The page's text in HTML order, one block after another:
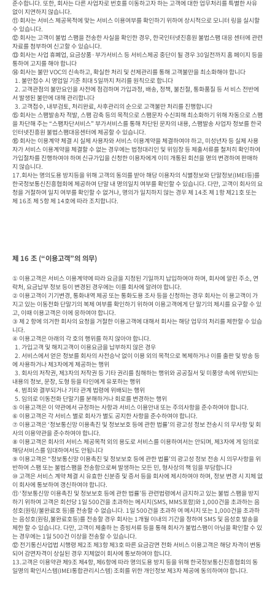
준수합니다. 또한, 회사는 다른 사업자로 번호를 이동하고자 하는 고객에 대한 업무처리를 특별한 사유
없이 지연하지 않습니다.
⑪ 회사는 서비스 제공목적에 맞는 서비스 이용여부를 확인하기 위하여 상시적으로 모니터 링을 실시할
수 있습니다.
⑫ 회사는 고객이 불법 스팸을 전송한 사실을 확인한 경우, 한국인터넷진흥원 불법스팸 대응 센터에 관련
자료를 첨부하여 신고할 수 있습니다.
⑬ 회사는 사업 휴폐업, 요금상품·부가서비스 등 서비스제공 중단이 될 경우 30일전까지 홈 페이지 등을
통하여 고지를 해야 합니다
⑭ 회사는 불만 VOC의 신속하고, 확실한 처리 및 선제관리를 통해 고객불만을 최소화해야 합니다
서 발생된 불만에 대해 관리합니다
⑮ 회사는 스팸발송자 적발, 스팸 감축 등의 목적으로 스팸문자 수신피해 최소화하기 위해 자동으로 스팸
을 차단해 주는 “스팸차단서비스” 부가서비스를 통해 차단된 문자의 내용, 스팸발송 사업자 정보를 한국
인터넷진흥원 불법스팸대응센터에 제공할 수 있습니다.
⑯ 회사는 이용계약 체결 시 실제 사용자와 서비스 이용계약을 체결하여야 하고, 미성년자 등 실제 사용
자가 서비스 이용계약을 체결할 수 없는 경우에는 법정대리인 및 위임장 등 제출서류를 철저히 확인하여
가입절차를 진행하여야 하며 신규가입을 신청한 이용자에게 이미 개통된 회선을 명의 변경하여 판매하
지 않습니다.
17.회사는 명의도용 방지등을 위해 고객의 동의를 받아 해당 이용자의 식별정보와 단말정보(IMEI등)를
한국정보통신진흥협회에 제공하여 단말 내 명의일치 여부를 확인할 수 있습니다. 다만, 고객이 회사의 요
청을 거절하여 일치 여부를 확인할 수 없거나, 명의가 일치하지 않는 경우 제 14조 제 1항 제21호 또는
제 16조 제 5항 제 14호에 따라 조치합니다.
제 16 조 (“이용고객”의 의무)
① 이용고객은 서비스 이용계약에 따라 요금을 지정된 기일까지 납입하여야 하며, 회사에 알린 주소, 연
락처, 요금납부 정보 등이 변경된 경우에는 이를 회사에 알려야 합니다.
② 이용고객이 기기변경, 통화내역 제공 또는 통화도용 조사 등을 신청하는 경우 회사는 이 용고객이 가
지고 있는 이동전화 단말기의 복제 여부를 확인하기 위하여 이용고객에게 단 말기의 제시를 요구할 수 있
고, 이때 이용고객은 이에 응하여야 합니다.
③ 제 2 항에 의거한 회사의 요청을 거절한 이용고객에 대해서 회사는 해당 업무의 처리를 제한할 수 있습
니다.
④ 이용고객은 아래의 각 호의 행위를 하지 않아야 합니다.
에 사용하거나 제3자에게 제공하는 행위
내용의 정보, 문장, 도형 등을 타인에게 유포하는 행위
⑤ 이용고객은 이 약관에서 규정하는 사항과 서비스 이용안내 또는 주의사항을 준수하여야 합니다.
⑥ 이용고객은 각 서비스 별로 회사가 별도 공지한 사항을 준수하여야 합니다.
⑦ 이용고객은 ‘정보통신망 이용촉진 및 정보보호 등에 관한 법률’의 광고성 정보 전송시 의 무사항 및 회
사의 이용약관을 준수하여야 합니다.
⑧ 이용고객은 회사의 서비스 제공목적 외의 용도로 서비스를 이용하여서는 안되며, 제3자에 게 임의로
해당서비스를 임대하여서도 안됩니다
⑨ 이용고객은 “정보통신망 이용촉진 및 정보보호 등에 관한 법률’의 광고성 정보 전송 시 의무사항을 위
반하여 스팸 또는 불법스팸을 전송함으로써 발생하는 모든 민, 형사상의 책 임을 부담합니다
⑩ 고객은 서비스 계약 체결 시 유효한 신분증 및 증서 등을 회사에 제시하여야 하며, 정보 변경 시 지체 없
이 회사에 통보하여 갱신하여야 합니다.
⑪ ‘정보통신망 이용촉진 및 정보보호 등에 관한 법률’등 관련법령에서 금지하고 있는 불법 스팸을 방지
하기 위하여 고객은 회선당 1일 500건을 초과하는 메시지(SMS, MMS포함)와 1,000건을 초과하는 음
성호(원링/불완료호 등)를 전송할 수 없습니다. 1일 500건을 초과하 여 메시지 또는 1,000건을 초과하
는 음성호(원링,불완료호등)를 전송할 경우 회사는 1개월 이내의 기간을 정하여 SMS 및 음성호 발송을
제한 할 수 있습니다. 다만, 고객이 제출하 는 증빙서류 등을 통해 회사가 불법스팸이 아님을 확인할 수 있
는 경우에는 1일 500건 이상을 전송할 수 있습니다.
⑫ 전기통신사업법 시행령 제2조 제3항 제3호 따른 요금감면 전화 서비스 이용고객은 해당 자격이 변동
되어 감면자격이 상실된 경우 지체없이 회사에 통보하여야 합니다.
13.고객은 이용약관 제9조 제4항, 제6항에 따라 명의도용 방지 등을 위해 한국정보통신진흥협회의 동
일명의 확인시스템(IMEI통합관리시스템) 조회를 위한 개인정보 제3자 제공에 동의하여야 합니다.